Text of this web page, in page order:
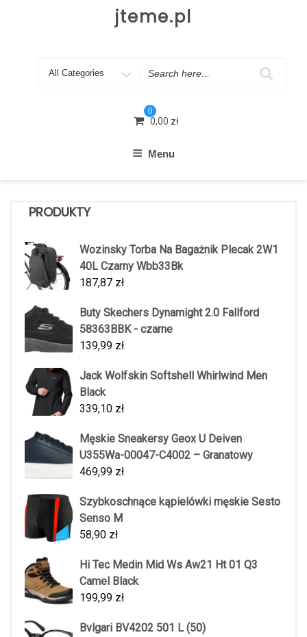
jteme.pl
Search
0
0,00 zł
Menu
PRODUKTY
Wozinsky Torba Na Bagażnik Plecak 2W1
40L Czarny Wbb33Bk
187,87 zł
Buty Skechers Dynamight 2.0 Fallford
58363BBK - czarne
139,99 zł
Jack Wolfskin Softshell Whirlwind Men
Black
339,10 zł
Męskie Sneakersy Geox U Deiven
U355Wa-00047-C4002 – Granatowy
469,99 zł
Szybkoschnące kąpielówki męskie Sesto
Senso M
58,90 zł
Hi Tec Medin Mid Ws Aw21 Ht 01 Q3
Camel Black
199,99 zł
Bvlgari BV4202 501 L (50)